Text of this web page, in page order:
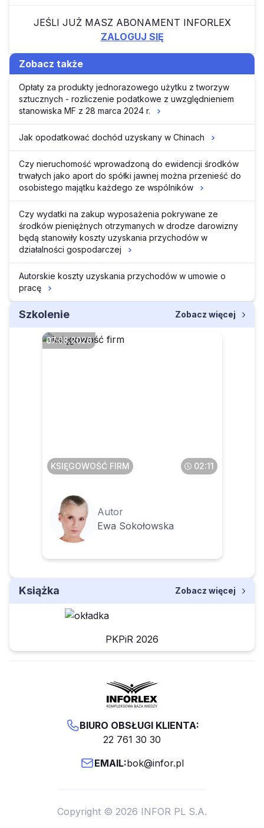
JEŚLI JUŻ MASZ ABONAMENT INFORLEX
ZALOGUJ SIĘ
Zobacz także
Opłaty za produkty jednorazowego użytku z tworzyw
sztucznych - rozliczenie podatkowe z uwzględnieniem
stanowiska MF z 28 marca 2024 r.
Jak opodatkować dochód uzyskany w Chinach
Czy nieruchomość wprowadzoną do ewidencji środków
trwałych jako aport do spółki jawnej można przenieść do
osobistego majątku każdego ze wspólników
Czy wydatki na zakup wyposażenia pokrywane ze
środków pieniężnych otrzymanych w drodze darowizny
będą stanowiły koszty uzyskania przychodów w
działalności gospodarczej
Autorskie koszty uzyskania przychodów w umowie o
pracę
Szkolenie Zobacz więcej
07.08.2026
KSIĘGOWOŚĆ FIRM 02:11
Autor
Ewa Sokołowska
Książka Zobacz więcej
PKPiR 2026
BIURO OBSŁUGI KLIENTA:
22 761 30 30
EMAIL:bok@infor.pl
Copyright © 2026 INFOR PL S.A.